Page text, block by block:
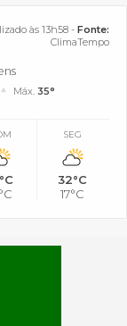
às 13h58 - Fonte:
ClimaTempo
Máx. 35°
SEG
32°C
17°C